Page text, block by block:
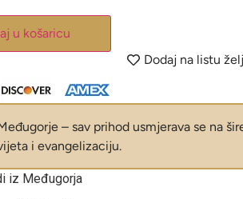
u košaricu
Dodaj na listu
– sav prihod usmjerava se na
i evangelizaciju.
iz Međugorja